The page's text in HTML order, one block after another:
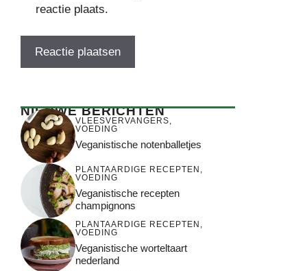
reactie plaats.
NIEUWE BERICHTEN
VLEESVERVANGERS,
VOEDING
Veganistische notenballetjes
PLANTAARDIGE RECEPTEN ,
VOEDING
Veganistische recepten
champignons
PLANTAARDIGE RECEPTEN ,
VOEDING
Veganistische worteltaart
nederland